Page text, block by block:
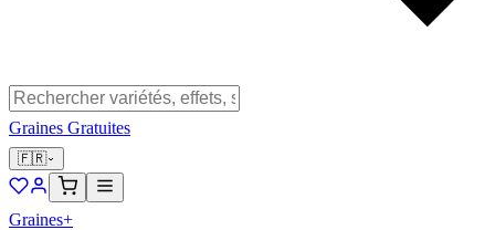
Graines Gratuites
🇫🇷
Graines+